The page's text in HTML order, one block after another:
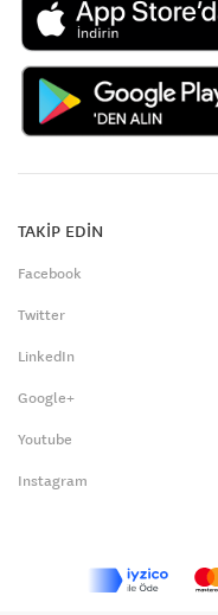
TAKİP EDİN
Facebook
Twitter
LinkedIn
Google+
Youtube
Instagram